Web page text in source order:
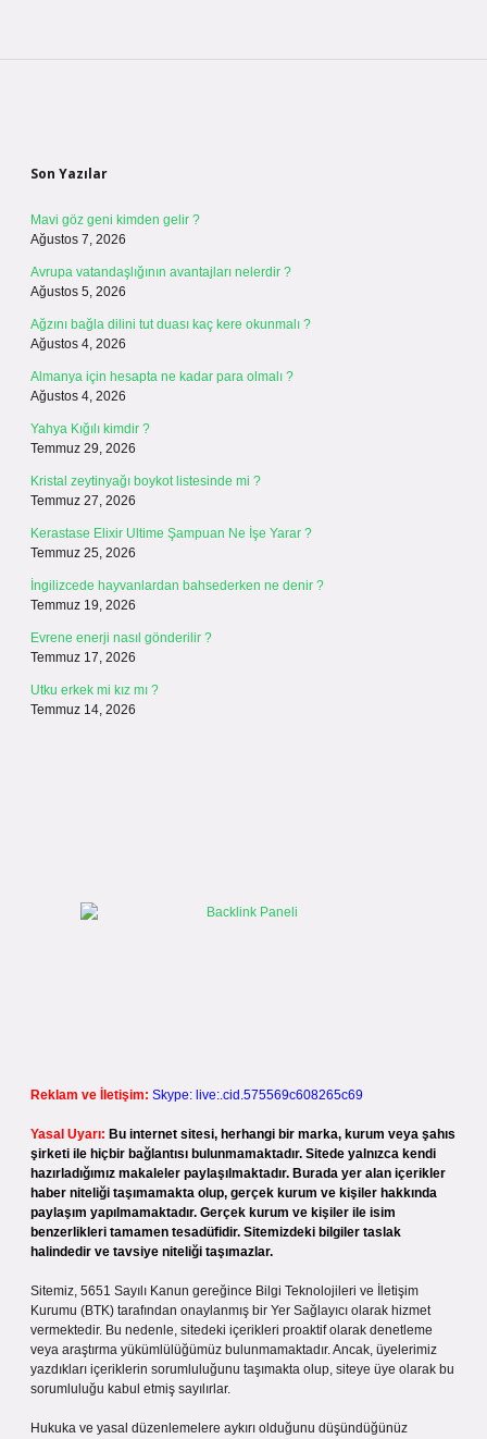
Son Yazılar
Mavi göz geni kimden gelir ?
Ağustos 7, 2026
Avrupa vatandaşlığının avantajları nelerdir ?
Ağustos 5, 2026
Ağzını bağla dilini tut duası kaç kere okunmalı ?
Ağustos 4, 2026
Almanya için hesapta ne kadar para olmalı ?
Ağustos 4, 2026
Yahya Kığılı kimdir ?
Temmuz 29, 2026
Kristal zeytinyağı boykot listesinde mi ?
Temmuz 27, 2026
Kerastase Elixir Ultime Şampuan Ne İşe Yarar ?
Temmuz 25, 2026
İngilizcede hayvanlardan bahsederken ne denir ?
Temmuz 19, 2026
Evrene enerji nasıl gönderilir ?
Temmuz 17, 2026
Utku erkek mi kız mı ?
Temmuz 14, 2026
Reklam ve İletişim: Skype: live:.cid.575569c608265c69
Yasal Uyarı: Bu internet sitesi, herhangi bir marka, kurum veya şahıs
şirketi ile hiçbir bağlantısı bulunmamaktadır. Sitede yalnızca kendi
hazırladığımız makaleler paylaşılmaktadır. Burada yer alan içerikler
haber niteliği taşımamakta olup, gerçek kurum ve kişiler hakkında
paylaşım yapılmamaktadır. Gerçek kurum ve kişiler ile isim
benzerlikleri tamamen tesadüfidir. Sitemizdeki bilgiler taslak
halindedir ve tavsiye niteliği taşımazlar.
Sitemiz, 5651 Sayılı Kanun gereğince Bilgi Teknolojileri ve İletişim
Kurumu (BTK) tarafından onaylanmış bir Yer Sağlayıcı olarak hizmet
vermektedir. Bu nedenle, sitedeki içerikleri proaktif olarak denetleme
veya araştırma yükümlülüğümüz bulunmamaktadır. Ancak, üyelerimiz
yazdıkları içeriklerin sorumluluğunu taşımakta olup, siteye üye olarak bu
sorumluluğu kabul etmiş sayılırlar.
Hukuka ve yasal düzenlemelere aykırı olduğunu düşündüğünüz